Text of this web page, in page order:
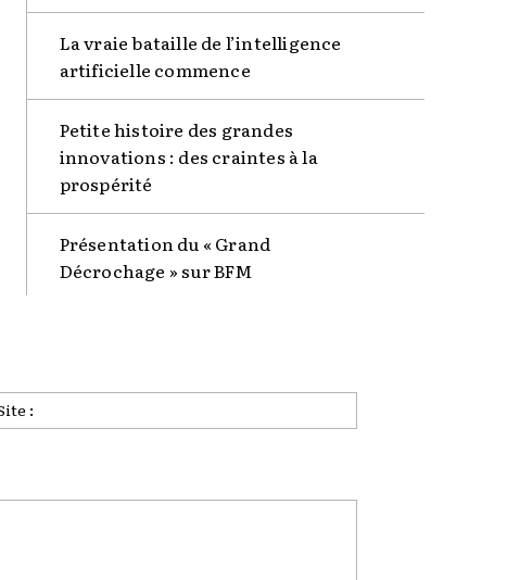
La vraie bataille de l’intelligence
artificielle commence
Petite histoire des grandes
innovations : des craintes à la
prospérité
Présentation du « Grand
Décrochage » sur BFM
: